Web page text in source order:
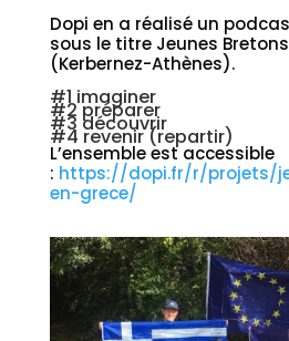
Dopi en a réalisé un
sous le titre Jeunes
(Kerbernez-Athènes).
#1 imaginer
#2 préparer
#3 découvrir
#4 revenir (repartir)
L’ensemble est accessible
: https://dopi.fr/r/projets/
en-grece/